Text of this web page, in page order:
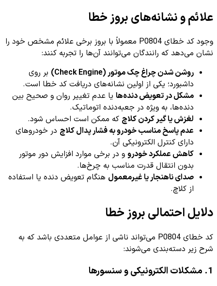
علائم و نشانه‌های بروز خطا
وجود کد خطای P0804 معمولاً با بروز برخی علائم مشخص خود را
نشان می‌دهد که رانندگان می‌توانند آن‌ها را تجربه کنند:
روشن شدن چراغ چک موتور (Check Engine)
بر روی
داشبورد؛ یکی از اولین نشانه‌های دریافت کد خطا است.
مشکل در تعویض دنده‌ها یا عدم تغییر روان و صحیح بین
دنده‌ها، به ویژه در جعبه‌دنده اتوماتیک.
لغزش یا گیر کردن کلاچ که ممکن است احساس شود.
عدم پاسخ مناسب خودرو به فشار پدال کلاچ در خودروهای
دارای کنترل الکترونیکی آن.
کاهش عملکرد خودرو و در برخی موارد افزایش دور موتور
بدون انتقال قدرت مناسب به چرخ‌ها.
صدای ناهنجار یا غیرمعمول هنگام تعویض دنده یا استفاده
از کلاچ.
دلایل احتمالی بروز خطا
کد خطای P0804 می‌تواند ناشی از عوامل متعددی باشد که به
شرح زیر دسته‌بندی می‌شوند:
1. مشکلات الکترونیکی و سنسورها